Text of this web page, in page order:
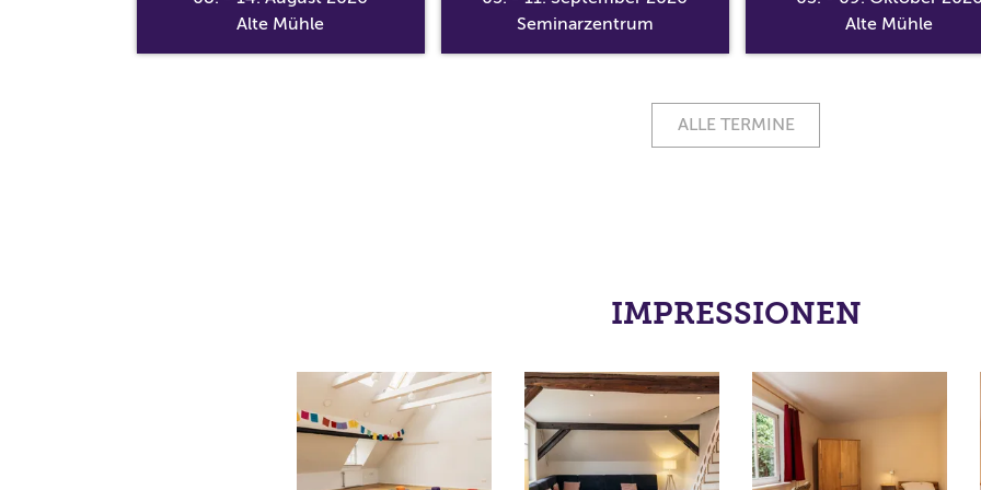
Alte Mühle
Seminarzentrum
Alte Mühle
ALLE TERMINE
IMPRESSIONEN